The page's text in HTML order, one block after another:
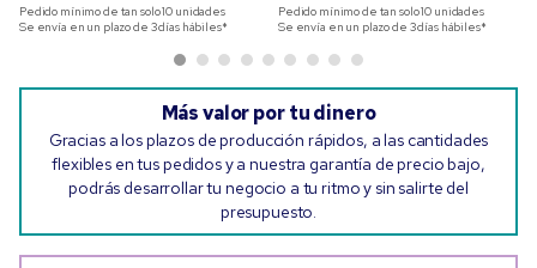
Pedido mínimo de tan solo10 unidades
Se envía en un plazo de 3 días hábiles*
Pedido mínimo de tan solo10 unidades
Se envía en un plazo de 3 días hábiles*
Más valor por tu dinero
Gracias a los plazos de producción rápidos, a las cantidades
flexibles en tus pedidos y a nuestra garantía de precio bajo,
podrás desarrollar tu negocio a tu ritmo y sin salirte del
presupuesto.